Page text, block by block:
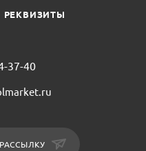
РЕКВИЗИТЫ
37-40